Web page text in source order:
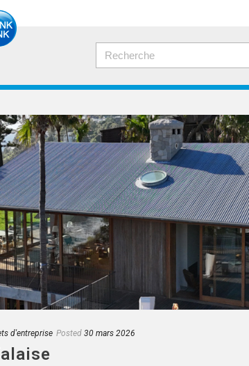
d'entreprise Posted 30 mars 2026